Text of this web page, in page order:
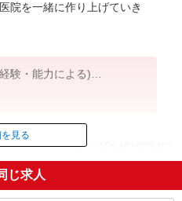
院を一緒に作り上げていき
験・能力による)
円以上／月)
5,000円／月 支給（202
条件)
ID：AE0401975461
間終了
見る
じ求人